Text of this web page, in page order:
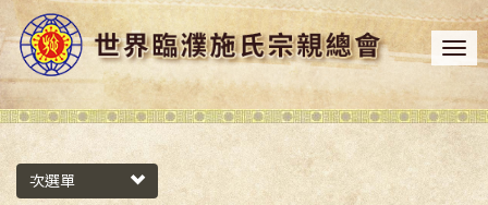
次選單